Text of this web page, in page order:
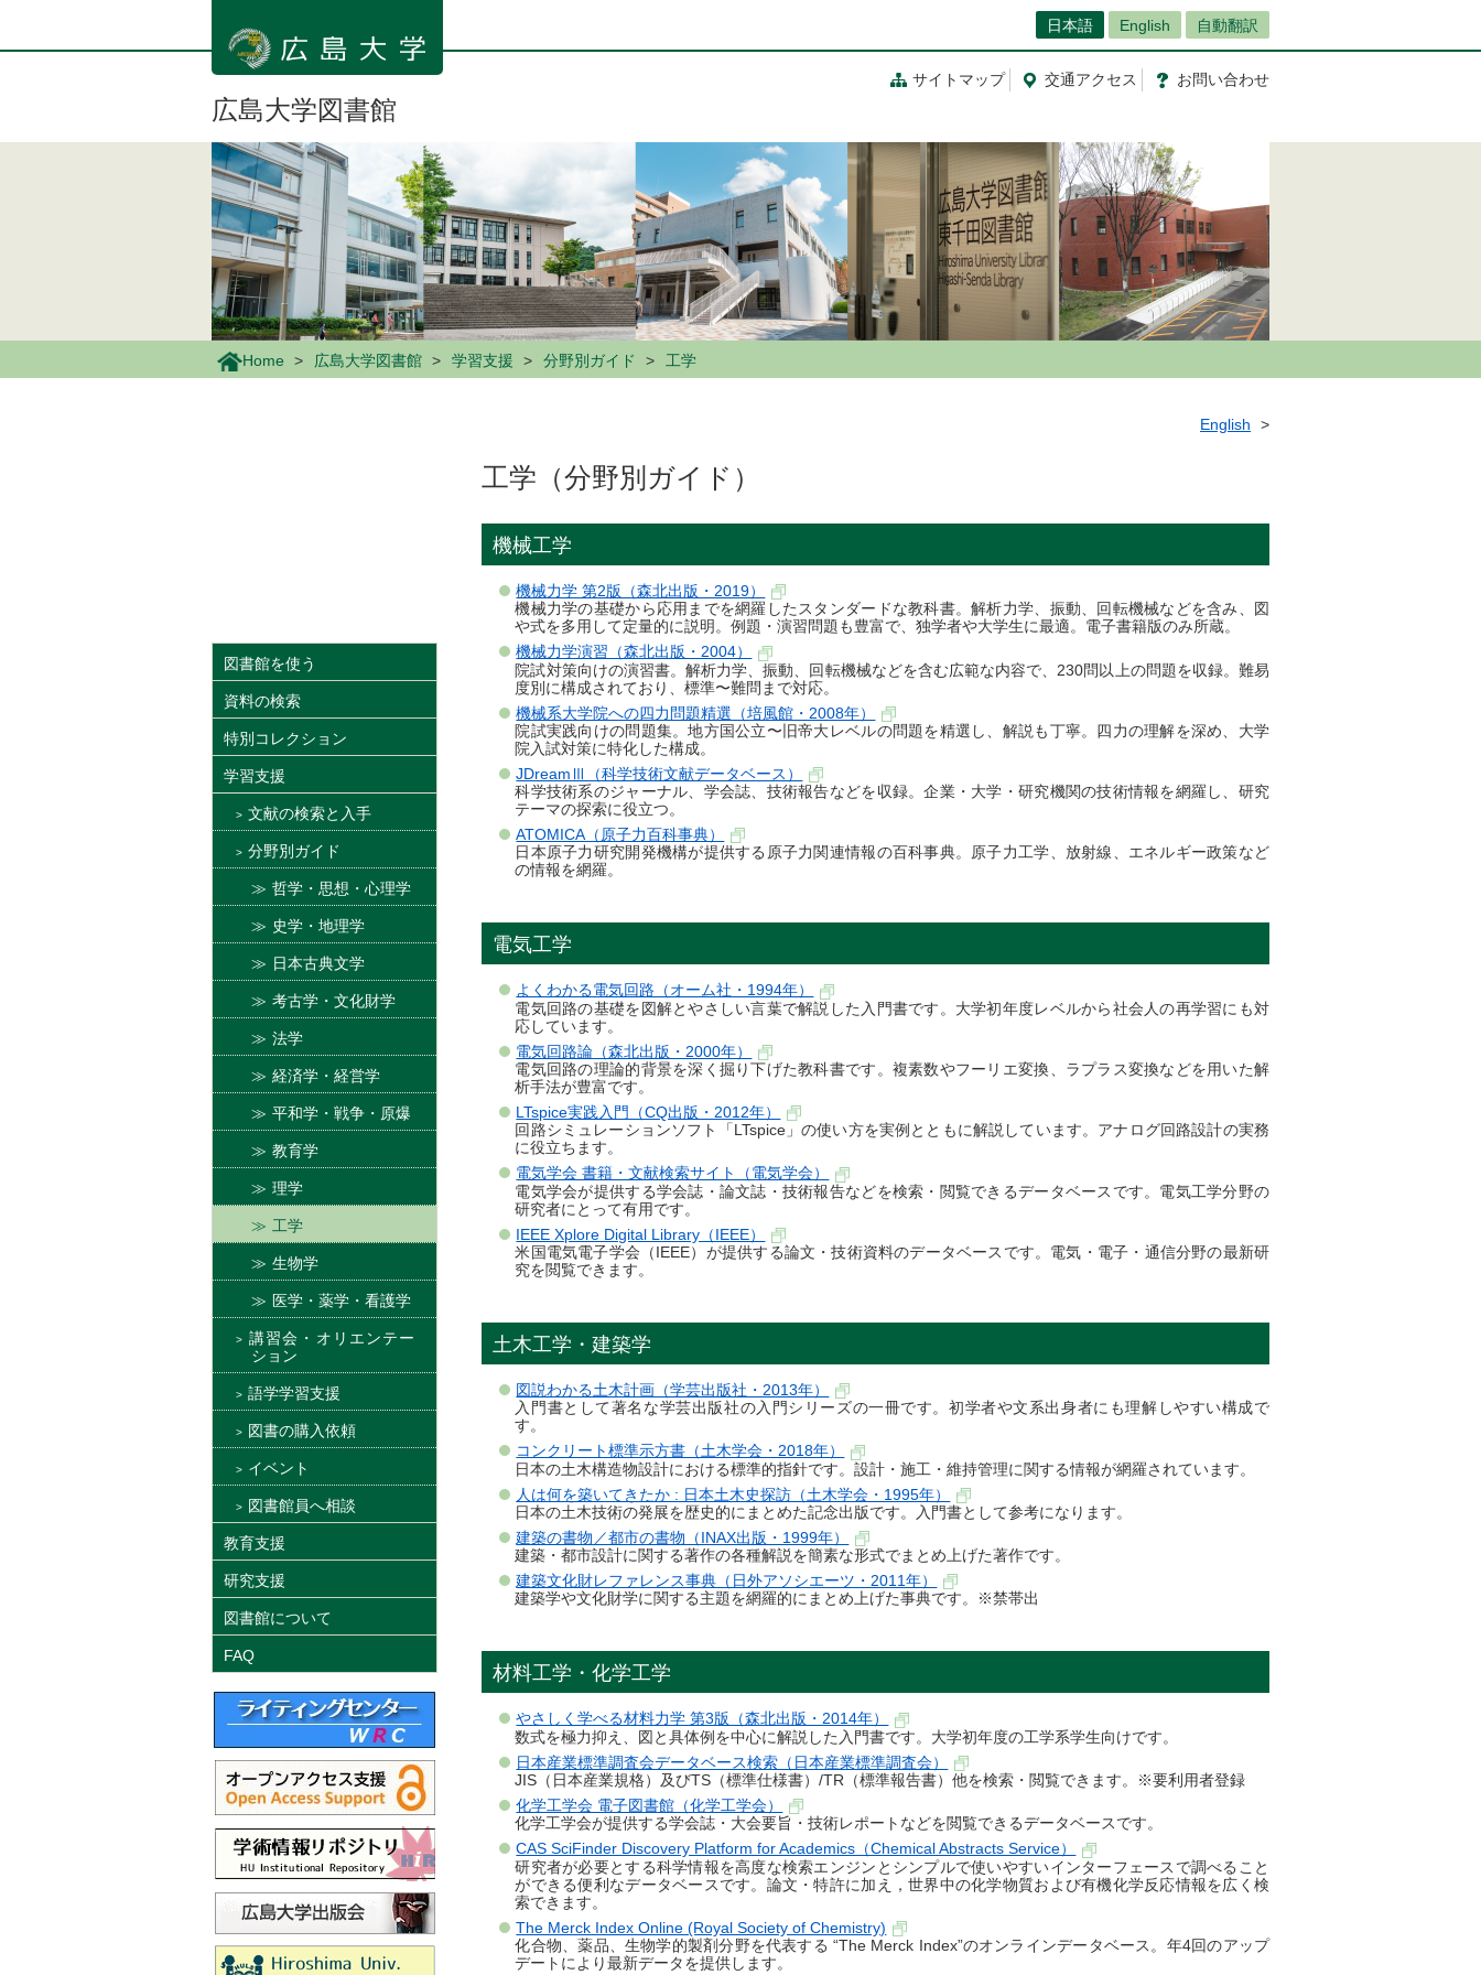
ン
日本語 English 自動翻訳
サイトマップ 交通アクセス お問い合わせ
広島大学図書館
Home 広島大学図書館 学習支援 分野別ガイド 工学
English
工学（分野別ガイド）
機械工学
機械力学 第2版（森北出版・2019）
機械力学の基礎から応用までを網羅したスタンダードな教科書。解析力学、振動、回転機械などを含み、図
や式を多用して定量的に説明。例題・演習問題も豊富で、独学者や大学生に最適。電子書籍版のみ所蔵。
機械力学演習（森北出版・2004）
院試対策向けの演習書。解析力学、振動、回転機械などを含む広範な内容で、230問以上の問題を収録。難易
度別に構成されており、標準〜難問まで対応。
機械系大学院への四力問題精選（培風館・2008年）
院試実践向けの問題集。地方国公立〜旧帝大レベルの問題を精選し、解説も丁寧。四力の理解を深め、大学
院入試対策に特化した構成。
JDreamⅢ（科学技術文献データベース）
科学技術系のジャーナル、学会誌、技術報告などを収録。企業・大学・研究機関の技術情報を網羅し、研究
テーマの探索に役立つ。
ATOMICA（原子力百科事典）
日本原子力研究開発機構が提供する原子力関連情報の百科事典。原子力工学、放射線、エネルギー政策など
の情報を網羅。
電気工学
よくわかる電気回路（オーム社・1994年）
電気回路の基礎を図解とやさしい言葉で解説した入門書です。大学初年度レベルから社会人の再学習にも対
応しています。
電気回路論（森北出版・2000年）
電気回路の理論的背景を深く掘り下げた教科書です。複素数やフーリエ変換、ラプラス変換などを用いた解
析手法が豊富です。
LTspice実践入門（CQ出版・2012年）
回路シミュレーションソフト「LTspice」の使い方を実例とともに解説しています。アナログ回路設計の実務
に役立ちます。
電気学会 書籍・文献検索サイト（電気学会）
電気学会が提供する学会誌・論文誌・技術報告などを検索・閲覧できるデータベースです。電気工学分野の
研究者にとって有用です。
IEEE Xplore Digital Library（IEEE）
米国電気電子学会（IEEE）が提供する論文・技術資料のデータベースです。電気・電子・通信分野の最新研
究を閲覧できます。
土木工学・建築学
図説わかる土木計画（学芸出版社・2013年）
入門書として著名な学芸出版社の入門シリーズの一冊です。初学者や文系出身者にも理解しやすい構成で
す。
コンクリート標準示方書（土木学会・2018年）
日本の土木構造物設計における標準的指針です。設計・施工・維持管理に関する情報が網羅されています。
人は何を築いてきたか : 日本土木史探訪（土木学会・1995年）
日本の土木技術の発展を歴史的にまとめた記念出版です。入門書として参考になります。
建築の書物／都市の書物（INAX出版・1999年）
建築・都市設計に関する著作の各種解説を簡素な形式でまとめ上げた著作です。
建築文化財レファレンス事典（日外アソシエーツ・2011年）
建築学や文化財学に関する主題を網羅的にまとめ上げた事典です。※禁帯出
材料工学・化学工学
やさしく学べる材料力学 第3版（森北出版・2014年）
数式を極力抑え、図と具体例を中心に解説した入門書です。大学初年度の工学系学生向けです。
日本産業標準調査会データベース検索（日本産業標準調査会）
JIS（日本産業規格）及びTS（標準仕様書）/TR（標準報告書）他を検索・閲覧できます。※要利用者登録
化学工学会 電子図書館（化学工学会）
化学工学会が提供する学会誌・大会要旨・技術レポートなどを閲覧できるデータベースです。
CAS SciFinder Discovery Platform for Academics（Chemical Abstracts Service）
研究者が必要とする科学情報を高度な検索エンジンとシンプルで使いやすいインターフェースで調べること
ができる便利なデータベースです。論文・特許に加え，世界中の化学物質および有機化学反応情報を広く検
索できます。
The Merck Index Online (Royal Society of Chemistry)
化合物、薬品、生物学的製剤分野を代表する “The Merck Index”のオンラインデータベース。年4回のアップ
デートにより最新データを提供します。
図書館を使う
資料の検索
特別コレクション
学習支援
文献の検索と入手
分野別ガイド
哲学・思想・心理学
史学・地理学
日本古典文学
考古学・文化財学
法学
経済学・経営学
平和学・戦争・原爆
教育学
理学
工学
生物学
医学・薬学・看護学
講習会・オリエンテー
ション
語学学習支援
図書の購入依頼
イベント
図書館員へ相談
教育支援
研究支援
図書館について
FAQ